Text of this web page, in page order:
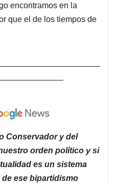
encontramos en la
que el de los tiempos de
Conservador y del
orden político y si
es un sistema
ese bipartidismo